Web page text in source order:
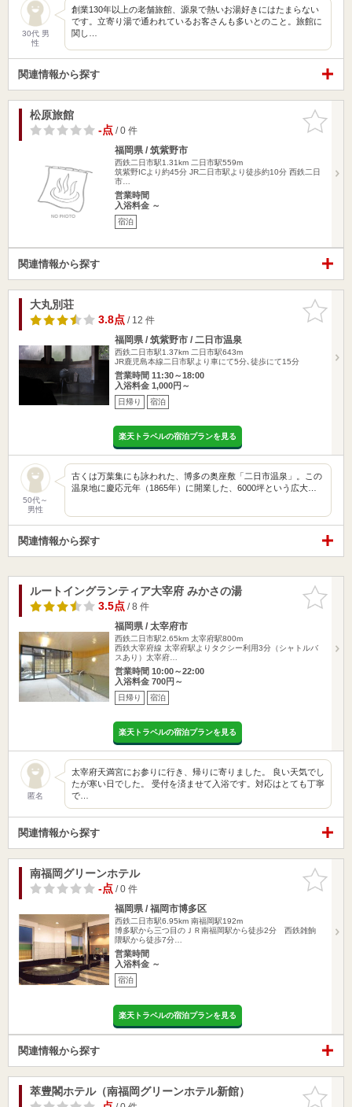
30代 男
性
創業130年以上の老舗旅館、源泉で熱いお湯好きにはたまらない
です。立寄り湯で通われているお客さんも多いとのこと。旅館に
関し…
関連情報から探す
お気に入
りに追加
松原旅館
-点/ 0 件
福岡県 / 筑紫野市
西鉄二日市駅1.31km 二日市駅559m
筑紫野ICより約45分 JR二日市駅より徒歩約10分 西鉄二日
市…
営業時間
入浴料金 ～
宿泊
関連情報から探す
お気に入
りに追加
大丸別荘
3.8点/ 12 件
福岡県 / 筑紫野市 / 二日市温泉
西鉄二日市駅1.37km 二日市駅643m
JR鹿児島本線二日市駅より車にて5分､徒歩にて15分
営業時間 11:30～18:00
入浴料金 1,000円～
日帰り 宿泊
楽天トラベルの宿泊プランを見る
50代～
男性
古くは万葉集にも詠われた、博多の奥座敷「二日市温泉」。この
温泉地に慶応元年（1865年）に開業した、6000坪という広大…
関連情報から探す
お気に入
りに追加
ルートイングランティア大宰府 みかさの湯
3.5点/ 8 件
福岡県 / 太宰府市
西鉄二日市駅2.65km 太宰府駅800m
西鉄大宰府線 太宰府駅よりタクシー利用3分（シャトルバ
スあり）太宰府…
営業時間 10:00～22:00
入浴料金 700円～
日帰り 宿泊
楽天トラベルの宿泊プランを見る
匿名
太宰府天満宮にお参りに行き、帰りに寄りました。 良い天気でし
たが寒い日でした。 受付を済ませて入浴です。対応はとても丁寧
で…
関連情報から探す
お気に入
りに追加
南福岡グリーンホテル
-点/ 0 件
福岡県 / 福岡市博多区
西鉄二日市駅6.95km 南福岡駅192m
博多駅から三つ目のＪＲ南福岡駅から徒歩2分 西鉄雑餉
隈駅から徒歩7分…
営業時間
入浴料金 ～
宿泊
楽天トラベルの宿泊プランを見る
関連情報から探す
お気に入
りに追加
萃豊閣ホテル（南福岡グリーンホテル新館）